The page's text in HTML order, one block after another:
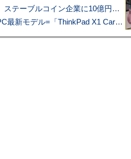
アマゾン配送を支える物流大手、ステーブルコイン企業に10億円投資のワケ
あこがれの旗艦モバイルノートPC最新モデル=「ThinkPad X1 Carbon Gen 14 Aura Edition」実機レビュー